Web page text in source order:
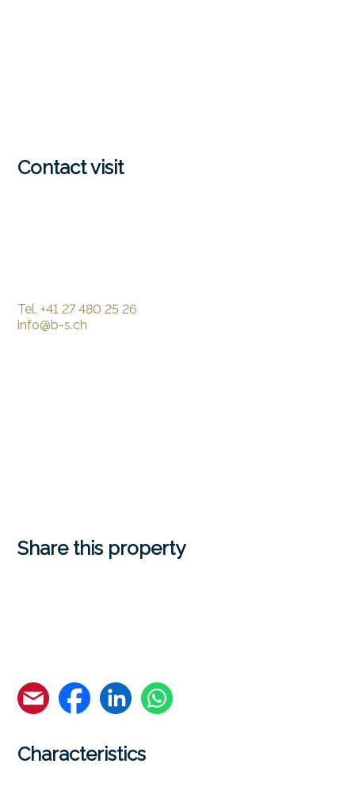
Contact visit
Tel. +41 27 480 25 26
info@b-s.ch
Share this property
Characteristics